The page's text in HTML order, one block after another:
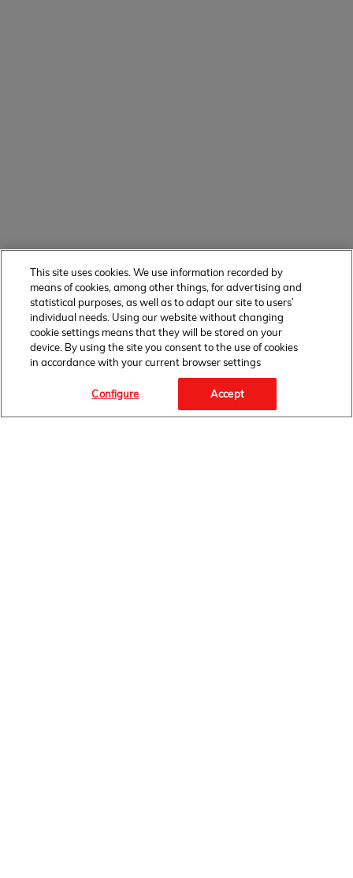
OBSERWUJ NAS
This site uses cookies. We use information recorded by
means of cookies, among other things, for advertising and
statistical purposes, as well as to adapt our site to users’
individual needs. Using our website without changing
cookie settings means that they will be stored on your
device. By using the site you consent to the use of cookies
in accordance with your current browser settings
Configure Accept